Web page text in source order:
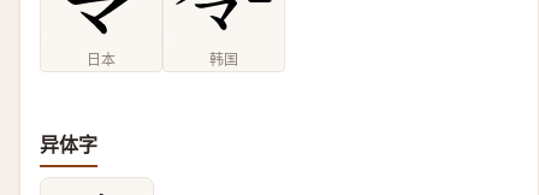
日本 韩国
异体字